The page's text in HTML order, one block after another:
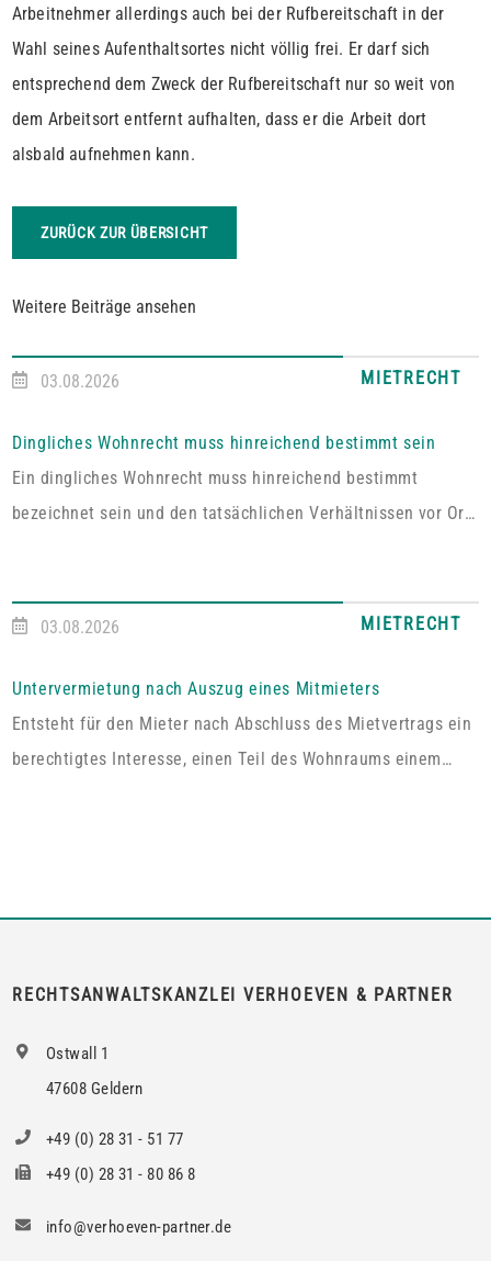
Arbeitnehmer allerdings auch bei der Rufbereitschaft in der
Wahl seines Aufenthaltsortes nicht völlig frei. Er darf sich
entsprechend dem Zweck der Rufbereitschaft nur so weit von
dem Arbeitsort entfernt aufhalten, dass er die Arbeit dort
alsbald aufnehmen kann.
ZURÜCK ZUR ÜBERSICHT
Weitere Beiträge ansehen
03.08.2026 MIETRECHT
Dingliches Wohnrecht muss hinreichend bestimmt sein
Ein dingliches Wohnrecht muss hinreichend bestimmt
bezeichnet sein und den tatsächlichen Verhältnissen vor Ort
Oberlandesgericht Zweibrücken entschiedenen Fall umfasste
alleinige ausschließliche Benutzung der abgeschlossenen
Wohnung im Dachgeschoss“. Tatsächlich handelt es sich bei
dem […]
03.08.2026 MIETRECHT
Untervermietung nach Auszug eines Mitmieters
Entsteht für den Mieter nach Abschluss des Mietvertrags ein
berechtigtes Interesse, einen Teil des Wohnraums einem
RECHTSANWALTSKANZLEI VERHOEVEN & PARTNER
Ostwall 1
47608 Geldern
+49 (0) 28 31 - 51 77
+49 (0) 28 31 - 80 86 8
info@verhoeven-partner.de